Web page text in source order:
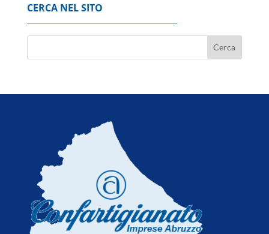
Codacons, su primo esodo estivo stangata
8 Agosto 2026
CERCA NEL SITO